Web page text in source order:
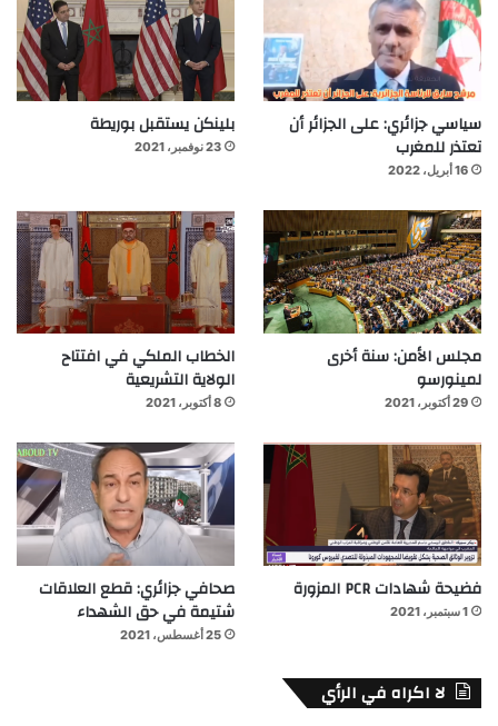
سياسي جزائري: على الجزائر أن
تعتذر للمغرب
16 أبريل، 2022
بلينكن يستقبل بوريطة
23 نوفمبر، 2021
مجلس الأمن: سنة أخرى
لمينورسو
29 أكتوبر، 2021
الخطاب الملكي في افتتاح
الولاية التشريعية
8 أكتوبر، 2021
فضيحة شهادات PCR المزورة
1 سبتمبر، 2021
صحافي جزائري: قطع العلاقات
شتيمة في حق الشهداء
25 أغسطس، 2021
لا اكراه في الرأي